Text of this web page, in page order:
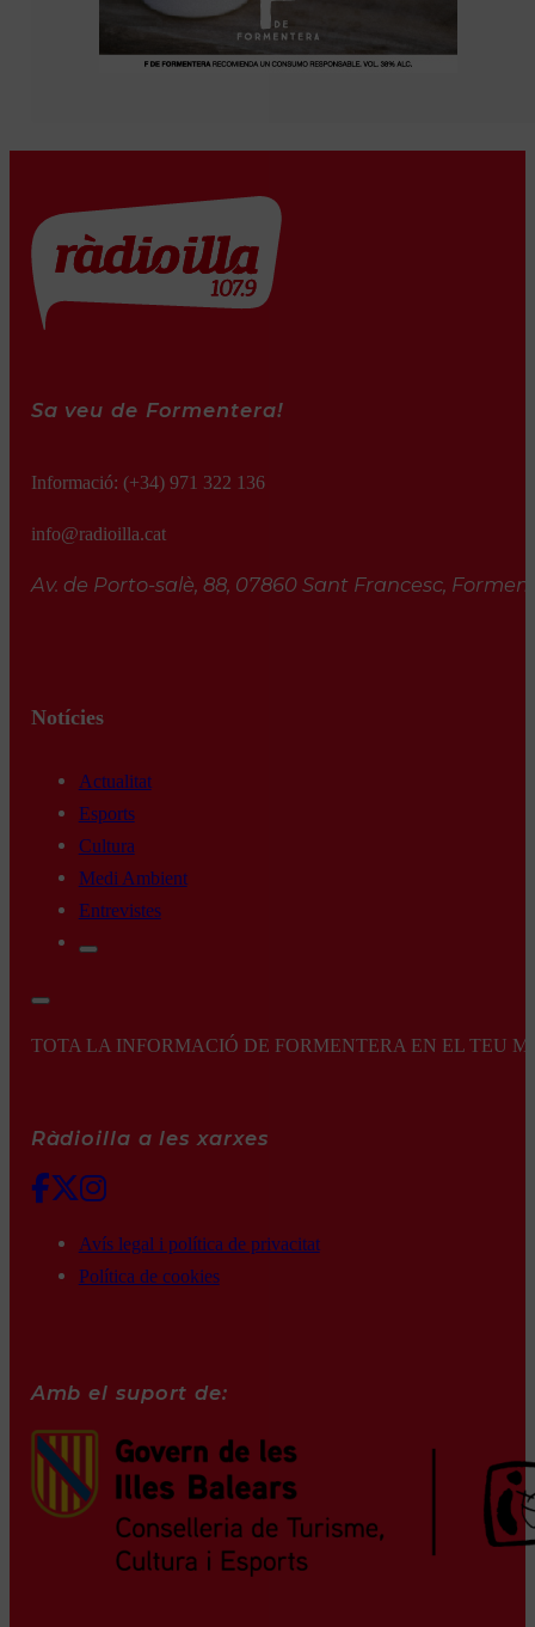
Sa veu de Formentera!
Informació: (+34) 971 322 136
info@radioilla.cat
Av. de Porto-salè, 88, 07860 Sant Francesc,
Notícies
Actualitat
Esports
Cultura
Medi Ambient
Entrevistes
TOTA LA INFORMACIÓ DE FORMENTERA EN EL TEU
Ràdioilla a les xarxes
Avís legal i política de privacitat
Política de cookies
Amb el suport de: